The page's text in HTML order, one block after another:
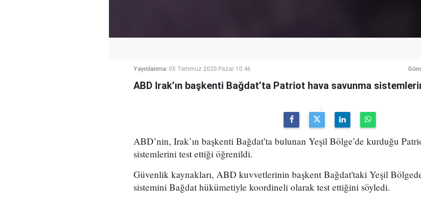
Yayınlanma: 05 Temmuz 2020 Pazar 10:46
ABD Irak’ın başkenti Bağdat’ta Patriot hava savunma
ABD’nin, Irak’ın başkenti Bağdat’ta bulunan Yeşil Bölge’de kurduğu
sistemlerini test ettiği öğrenildi.
Güvenlik kaynakları, ABD kuvvetlerinin başkent Bağdat'taki Yeşil
sistemini Bağdat hükümetiyle koordineli olarak test ettiğini söyledi.